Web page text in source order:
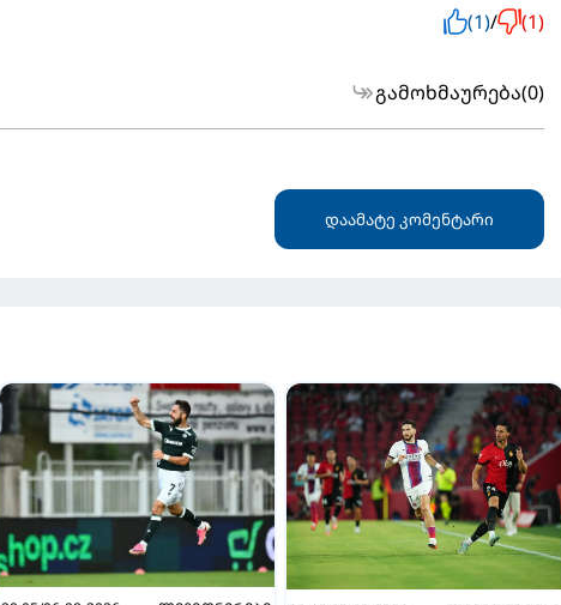
(1)/ (1)
გამოხმაურება(0)
დაამატე კომენტარი